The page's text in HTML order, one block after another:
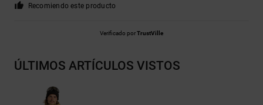
Recomiendo este producto
Verificado porTrustVille
ÚLTIMOS ARTÍCULOS VISTOS